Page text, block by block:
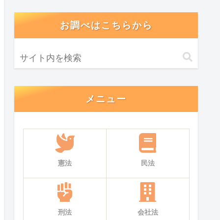
お調べはこちらから
メニュー
憲法 民法
刑法 会社法